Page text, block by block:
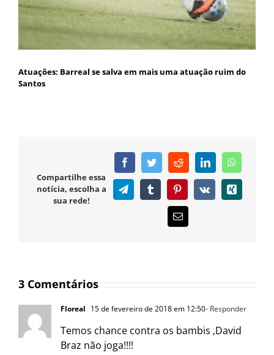
Atuações: Barreal se salva em mais uma atuação ruim do
Santos
Compartilhe essa
notícia, escolha a
sua rede!
FacebookTwitterRedditLinkedIn
TelegramTumblr PinterestVk Xing
E-
mail
3 Comentários
Floreal 15 de fevereiro de 2018 em 12:50- Responder
Temos chance contra os bambis ,David
Braz não joga!!!!